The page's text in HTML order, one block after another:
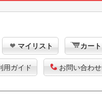
マイリスト カート
用ガイド お問い合わせ